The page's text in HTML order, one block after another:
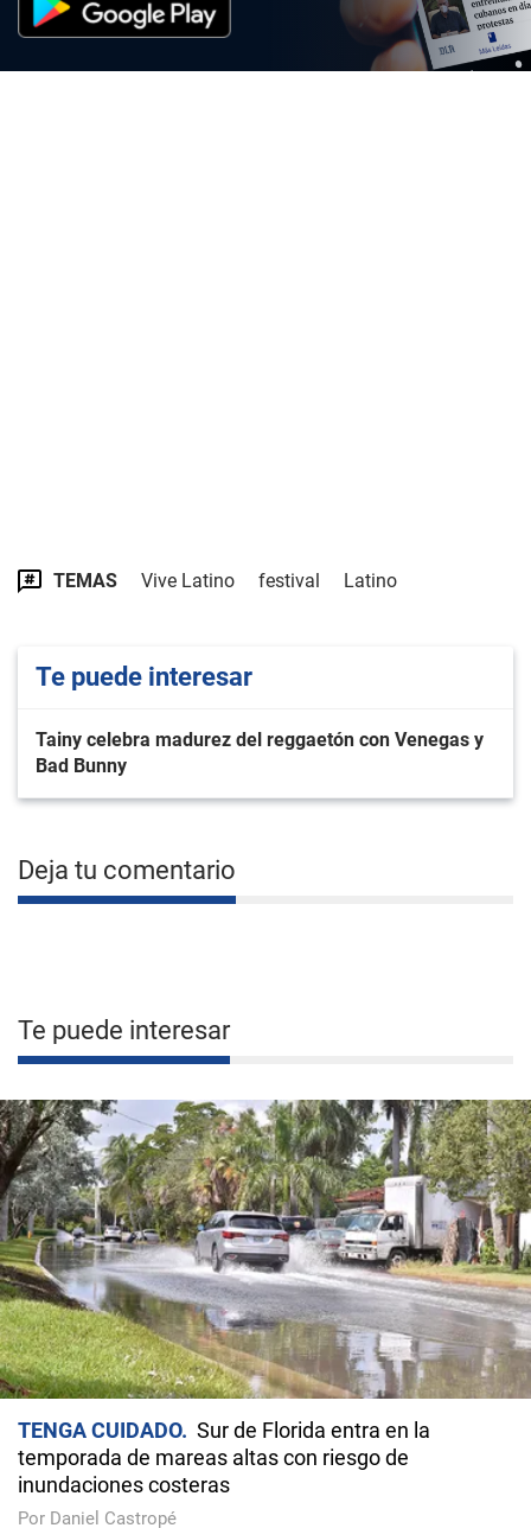
TEMAS Vive Latino festival Latino
Te puede interesar
Tainy celebra madurez del reggaetón con Venegas y
Bad Bunny
Deja tu comentario
Te puede interesar
TENGA CUIDADO
Sur de Florida entra en la
temporada de mareas altas con riesgo de
inundaciones costeras
Por Daniel Castropé